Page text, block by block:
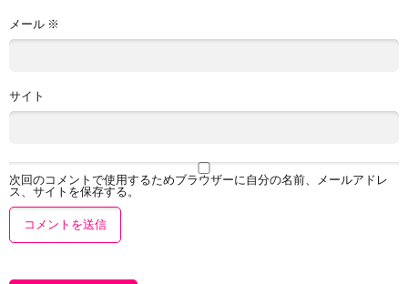
メール ※
サイト
次回のコメントで使用するためブラウザーに自分の名前、メールアドレ
ス、サイトを保存する。